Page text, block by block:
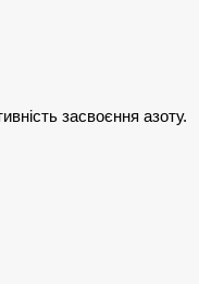
засвоєння азоту.